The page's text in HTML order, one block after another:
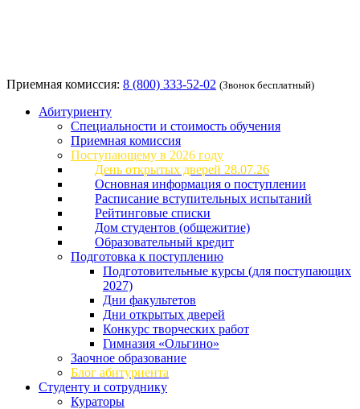
Приемная комиссия: 8 (800) 333-52-02 (Звонок бесплатный)
Абитуриенту
Специальности и стоимость обучения
Приемная комиссия
Поступающему в 2026 году
День открытых дверей 28.07.26
Основная информация о поступлении
Расписание вступительных испытаний
Рейтинговые списки
Дом студентов (общежитие)
Образовательный кредит
Подготовка к поступлению
Подготовительные курсы (для поступающих
2027)
Дни факультетов
Дни открытых дверей
Конкурс творческих работ
Гимназия «Ольгино»
Заочное образование
Блог абитуриента
Студенту и сотруднику
Кураторы